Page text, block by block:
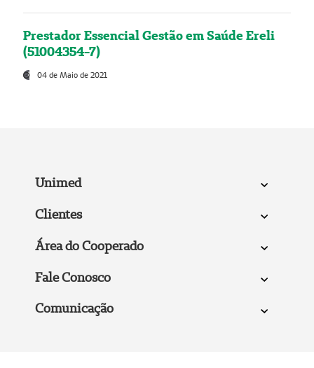
Prestador Essencial Gestão em Saúde Ereli
(51004354-7)
04 de Maio de 2021
Unimed
Clientes
Área do Cooperado
Fale Conosco
Comunicação